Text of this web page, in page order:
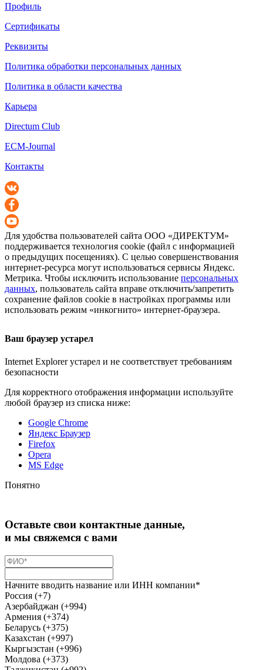
Профиль
Сертификаты
Реквизиты
Политика обработки персональных данных
Политика в области качества
Карьера
Directum Club
ECM-Journal
Контакты
Для удобства пользователей сайта ООО «ДИРЕКТУМ»
поддерживается технология cookie (файл с информацией
о предыдущих посещениях). С целью совершенствования
интернет-ресурса могут использоваться сервисы Яндекс.
Метрика. Чтобы исключить использование персональных
данных, пользователь сайта вправе отключить/запретить
сохранение файлов cookie в настройках программы или
использовать режим «инкогнито» интернет-браузера.
Ваш браузер устарел
Internet Explorer устарел и не соответствует требованиям
безопасности
Для корректного отображения информации используйте
любой браузер из списка ниже:
Google Chrome
Яндекс Браузер
Firefox
Opera
MS Edge
Понятно
Оставьте свои контактные данные,
и мы свяжемся с вами
Начните вводить название или ИНН компании*
Россия (+7)
Азербайджан (+994)
Армения (+374)
Беларусь (+375)
Казахстан (+997)
Кыргызстан (+996)
Молдова (+373)